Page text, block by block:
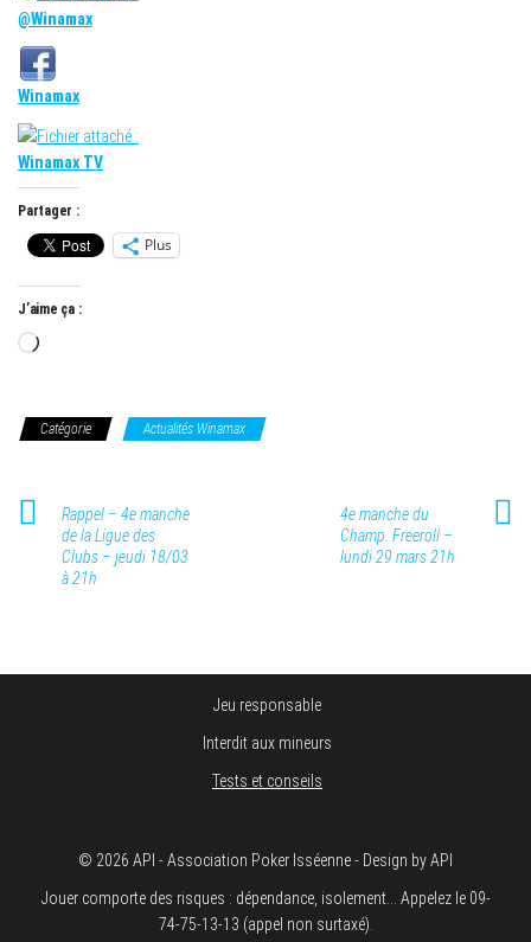
@Winamax
Winamax
Winamax TV
Partager :
Plus
J’aime ça :
Chargement…
Catégorie Actualités Winamax
Rappel – 4e manche
de la Ligue des
Clubs – jeudi 18/03
à 21h
4e manche du
Champ. Freeroll –
lundi 29 mars 21h
Jeu responsable
Interdit aux mineurs
Tests et conseils
© 2026 API - Association Poker Isséenne - Design by API
Jouer comporte des risques : dépendance, isolement... Appelez le 09-
74-75-13-13 (appel non surtaxé).